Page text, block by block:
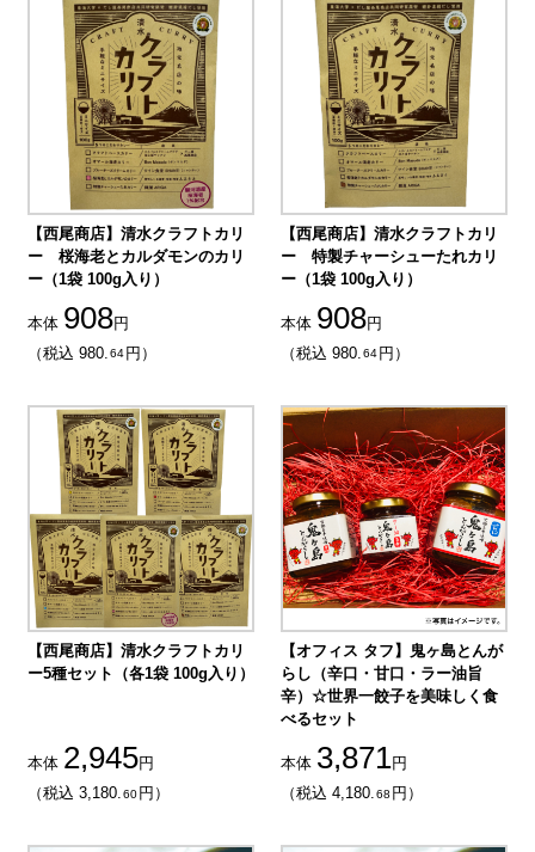
【西尾商店】清水クラフトカリ
ー 桜海老とカルダモンのカリ
ー（1袋 100g入り）
本体 908円
（税込 980. 64 円）
【西尾商店】清水クラフトカリ
ー 特製チャーシューたれカリ
ー（1袋 100g入り）
本体 908円
（税込 980. 64円）
【西尾商店】清水クラフトカリ
ー5種セット（各1袋 100g入り）
本体 2,945円
（税込 3,180. 60 円）
【オフィス タフ】鬼ヶ島とんが
らし（辛口・甘口・ラー油旨
辛）☆世界一餃子を美味しく食
べるセット
本体 3,871円
（税込 4,180. 68 円）